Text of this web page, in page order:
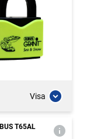
Visa
T65AL